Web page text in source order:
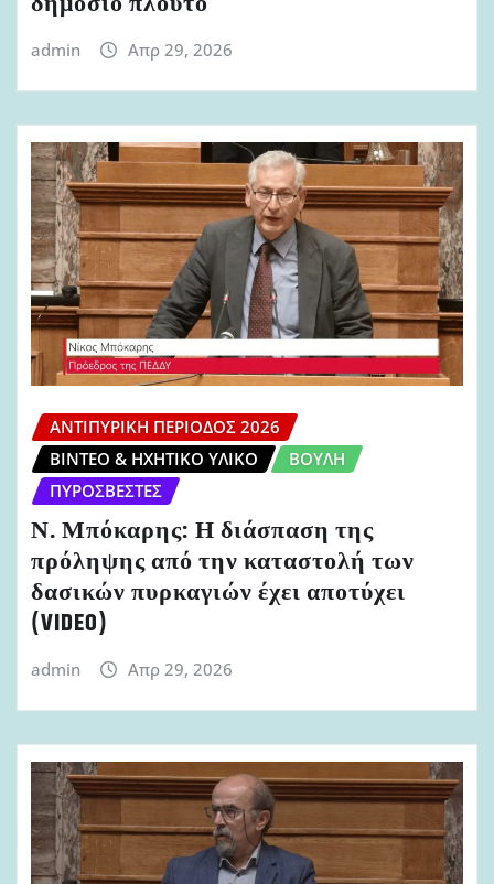
admin Απρ 29, 2026
ΑΝΤΙΠΥΡΙΚΉ ΠΕΡΊΟΔΟΣ 2026
ΒΊΝΤΕΟ & ΗΧΗΤΙΚΌ ΥΛΙΚΌ
ΒΟΥΛΉ
ΠΥΡΟΣΒΈΣΤΕΣ
Ν. Μπόκαρης: Η διάσπαση της
πρόληψης από την καταστολή των
δασικών πυρκαγιών έχει αποτύχει
(VIDEO)
admin Απρ 29, 2026